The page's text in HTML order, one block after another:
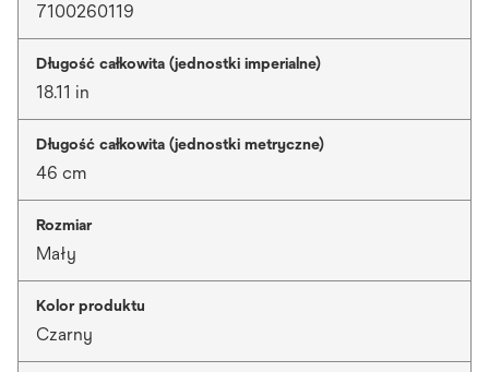
7100260119
Długość całkowita (jednostki imperialne)
18.11 in
Długość całkowita (jednostki metryczne)
46 cm
Rozmiar
Mały
Kolor produktu
Czarny